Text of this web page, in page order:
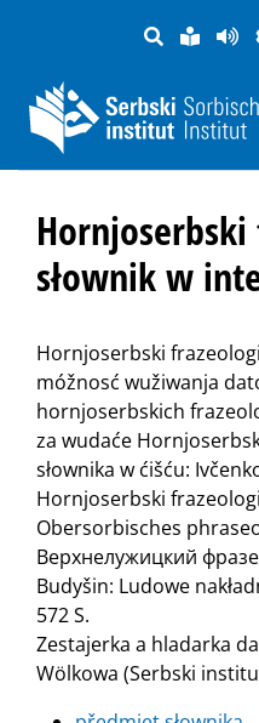
PYTANJE
RĚČ
słownik w
Hornjoserbski
móžnosć wužiwanja
hornjoserbskich
za wudaće
słownika w ćišću:
Hornjoserbski
Obersorbisches
Верхнелужицкий
Budyšin: Ludowe
572 S.
Zestajerka a hladarka
Wölkowa (Serbski